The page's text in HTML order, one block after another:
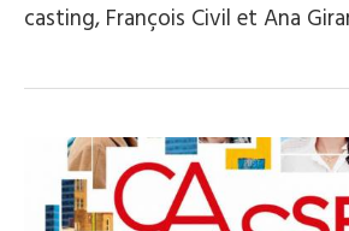
casting, François Civil et Ana